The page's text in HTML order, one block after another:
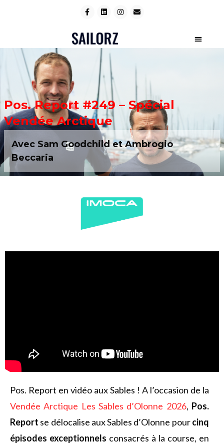
Pos. Report #249 – Spécial
Vendée Arctique
Avec Sam Goodchild et Ambrogio
Beccaria
Pos. Report en vidéo aux Sables ! A l’occasion de la
Vendée Arctique Les Sables d’Olonne 2026, Pos.
Report se délocalise aux Sables d’Olonne pourcinq
épisodes exceptionnels consacrés à la course, en